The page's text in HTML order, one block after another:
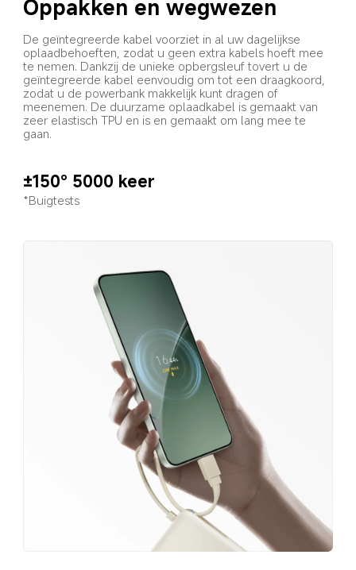
Oppakken en wegwezen
De geïntegreerde kabel voorziet in al uw dagelijkse
oplaadbehoeften, zodat u geen extra kabels hoeft mee
te nemen. Dankzij de unieke opbergsleuf tovert u de
geïntegreerde kabel eenvoudig om tot een draagkoord,
zodat u de powerbank makkelijk kunt dragen of
meenemen. De duurzame oplaadkabel is gemaakt van
zeer elastisch TPU en is en gemaakt om lang mee te
gaan.
±150° 5000 keer
*Buigtests